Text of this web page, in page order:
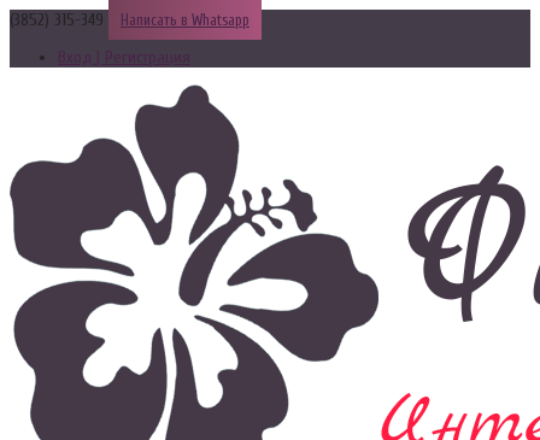
(3852) 315-349 Написать в Whatsapp
Вход | Регистрация